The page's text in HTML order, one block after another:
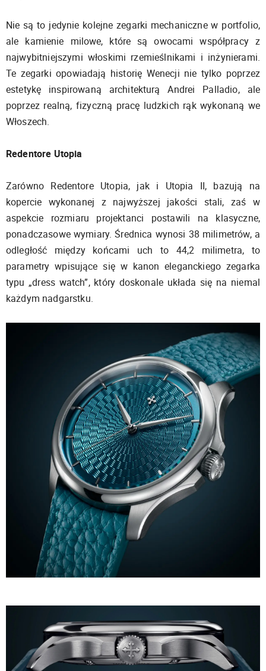
Nie są to jedynie kolejne zegarki mechaniczne w portfolio,
ale kamienie milowe, które są owocami współpracy z
najwybitniejszymi włoskimi rzemieślnikami i inżynierami.
Te zegarki opowiadają historię Wenecji nie tylko poprzez
estetykę inspirowaną architekturą Andrei Palladio, ale
poprzez realną, fizyczną pracę ludzkich rąk wykonaną we
Włoszech.
Redentore Utopia
Zarówno Redentore Utopia, jak i Utopia II, bazują na
kopercie wykonanej z najwyższej jakości stali, zaś w
aspekcie rozmiaru projektanci postawili na klasyczne,
ponadczasowe wymiary. Średnica wynosi 38 milimetrów, a
odległość między końcami uch to 44,2 milimetra, to
parametry wpisujące się w kanon eleganckiego zegarka
typu „dress watch”, który doskonale układa się na niemal
każdym nadgarstku.